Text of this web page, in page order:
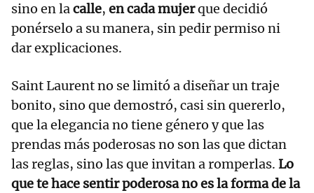
sino en lacalle, en cada mujerque decidió
ponérselo a su manera, sin pedir permiso ni
dar explicaciones.
Saint Laurent no se limitó a diseñar un traje
bonito, sino que demostró, casi sin quererlo,
que la elegancia no tiene género y que las
prendas más poderosas no son las que dictan
las reglas, sino las que invitan a romperlas. Lo
que te hace sentir poderosa no es la forma de la